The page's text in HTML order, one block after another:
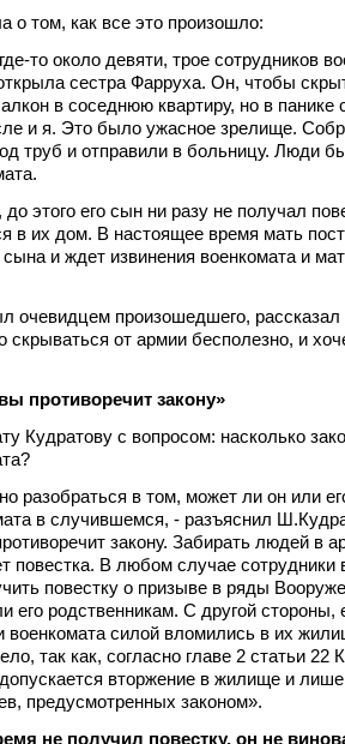
о том, как все это произошло:
то около девяти, трое сотрудников
сестра Фарруха. Он, чтобы
в соседнюю квартиру, но в панике
и я. Это было ужасное зрелище.
труб и отправили в больницу. Люди
этого его сын ни разу не получал
в их дом. В настоящее время мать
и ждет извинения военкомата и
очевидцем произошедшего,
скрываться от армии бесполезно, и
противоречит закону»
Кудратову с вопросом: насколько
разобраться в том, может ли он или
в случившемся, - разъяснил
закону. Забирать людей в
повестка. В любом случае сотрудники
повестку о призыве в ряды
его родственникам. С другой
военкомата силой вломились в их
так как, согласно главе 2 статьи 22
вторжение в жилище и
предусмотренных законом».
не получил повестку, он не